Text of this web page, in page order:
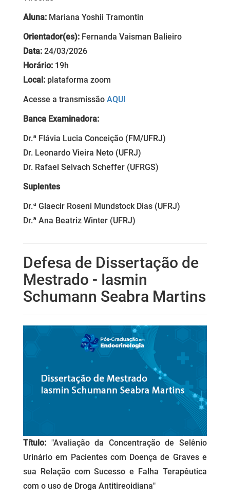
Aluna: Mariana Yoshii Tramontin
Orientador(es): Fernanda Vaisman Balieiro
Data: 24/03/2026
Horário: 19h
Local: plataforma zoom
Acesse a transmissão AQUI
Banca Examinadora:
Dr.ª Flávia Lucia Conceição (FM/UFRJ)
Dr. Leonardo Vieira Neto (UFRJ)
Dr. Rafael Selvach Scheffer (UFRGS)
Suplentes
Dr.ª Glaecir Roseni Mundstock Dias (UFRJ)
Dr.ª Ana Beatriz Winter (UFRJ)
Defesa de Dissertação de
Mestrado - Iasmin
Schumann Seabra Martins
Título: "Avaliação da Concentração de Selênio
Urinário em Pacientes com Doença de Graves e
sua Relação com Sucesso e Falha Terapêutica
com o uso de Droga Antitireoidiana"